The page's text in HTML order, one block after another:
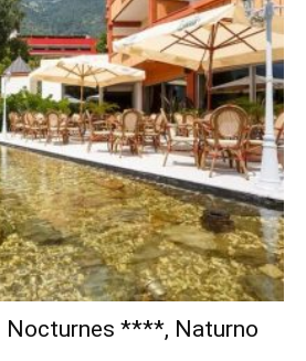
Nocturnes ****, Naturno